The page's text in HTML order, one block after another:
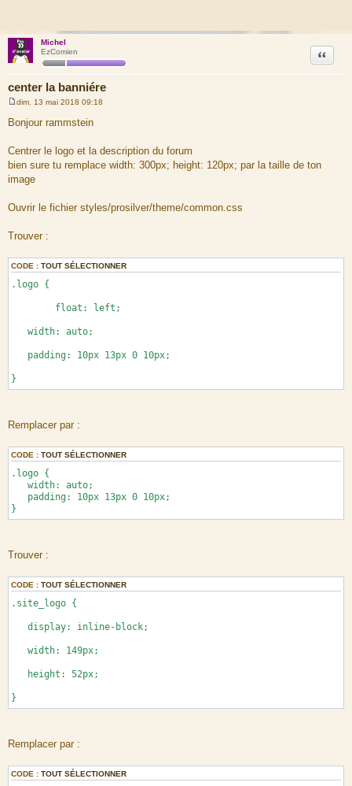
Michel
EzComien
center la banniére
Citation
e
s
a
g
e
dim. 13 mai 2018 09:18
Bonjour rammstein
Centrer le logo et la description du forum
bien sure tu remplace width: 300px; height: 120px; par la taille de ton
image
Ouvrir le fichier styles/prosilver/theme/common.css
Trouver :
CODE : TOUT SÉLECTIONNER
.logo {
float: left;
width: auto;
padding: 10px 13px 0 10px;
}
Remplacer par :
CODE : TOUT SÉLECTIONNER
.logo {
width: auto;
padding: 10px 13px 0 10px;
}
Trouver :
CODE : TOUT SÉLECTIONNER
.site_logo {
display: inline-block;
width: 149px;
height: 52px;
}
Remplacer par :
CODE : TOUT SÉLECTIONNER